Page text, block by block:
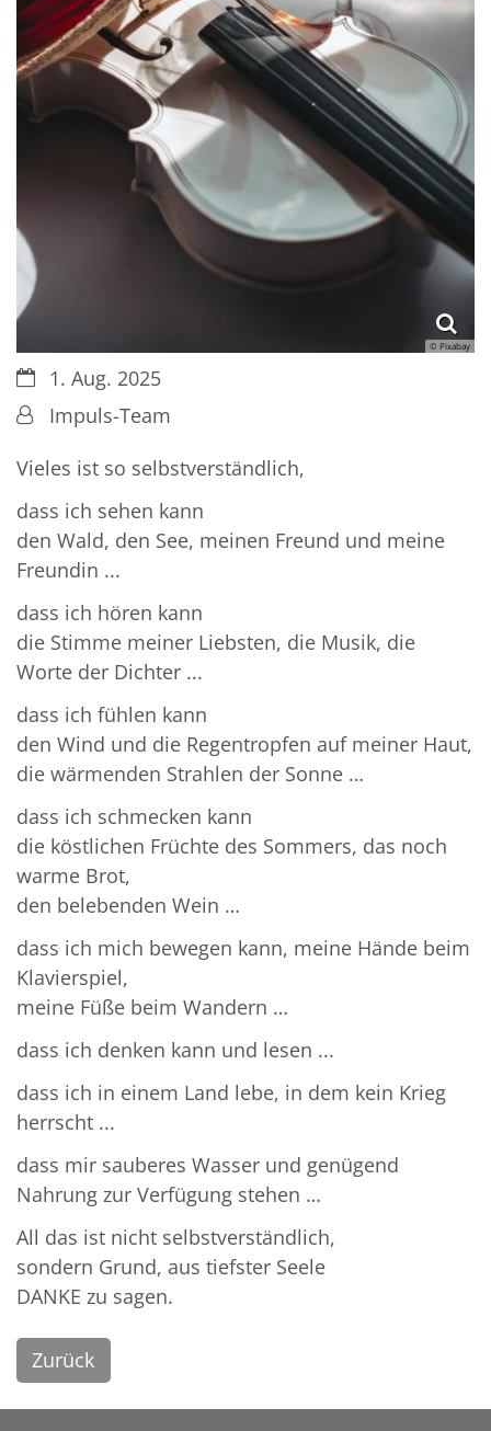
© Pixabay
Datum:1. Aug. 2025
Von:Impuls-Team
Vieles ist so selbstverständlich,
dass ich sehen kann
den Wald, den See, meinen Freund und meine
Freundin ...
dass ich hören kann
die Stimme meiner Liebsten, die Musik, die
Worte der Dichter ...
dass ich fühlen kann
den Wind und die Regentropfen auf meiner Haut,
die wärmenden Strahlen der Sonne …
dass ich schmecken kann
die köstlichen Früchte des Sommers, das noch
warme Brot,
den belebenden Wein …
dass ich mich bewegen kann, meine Hände beim
Klavierspiel,
meine Füße beim Wandern …
dass ich denken kann und lesen ...
dass ich in einem Land lebe, in dem kein Krieg
herrscht ...
dass mir sauberes Wasser und genügend
Nahrung zur Verfügung stehen …
All das ist nicht selbstverständlich,
sondern Grund, aus tiefster Seele
DANKE zu sagen.
Zurück